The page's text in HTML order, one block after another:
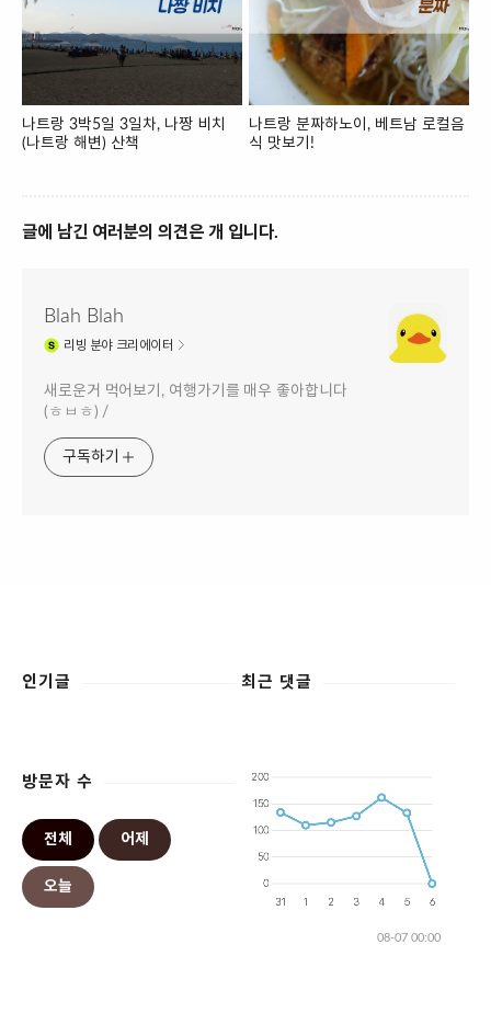
나트랑 3박5일 3일차, 나짱 비치
(나트랑 해변) 산책
나트랑 분짜하노이, 베트남 로컬음
식 맛보기!
글에 남긴 여러분의 의견은 개 입니다.
Blah Blah
리빙 분야 크리에이터
새로운거 먹어보기, 여행가기를 매우 좋아합니다
(ㅎㅂㅎ) /
구독하기
인기글 최근 댓글
방문자 수
전체 어제
오늘
08-07 00:00